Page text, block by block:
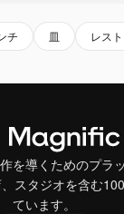
チ 皿 レス
を導くためのプラ
スタジオを含む
ています。